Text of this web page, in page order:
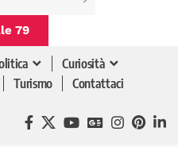
79
Curiosità
Turismo Contattaci